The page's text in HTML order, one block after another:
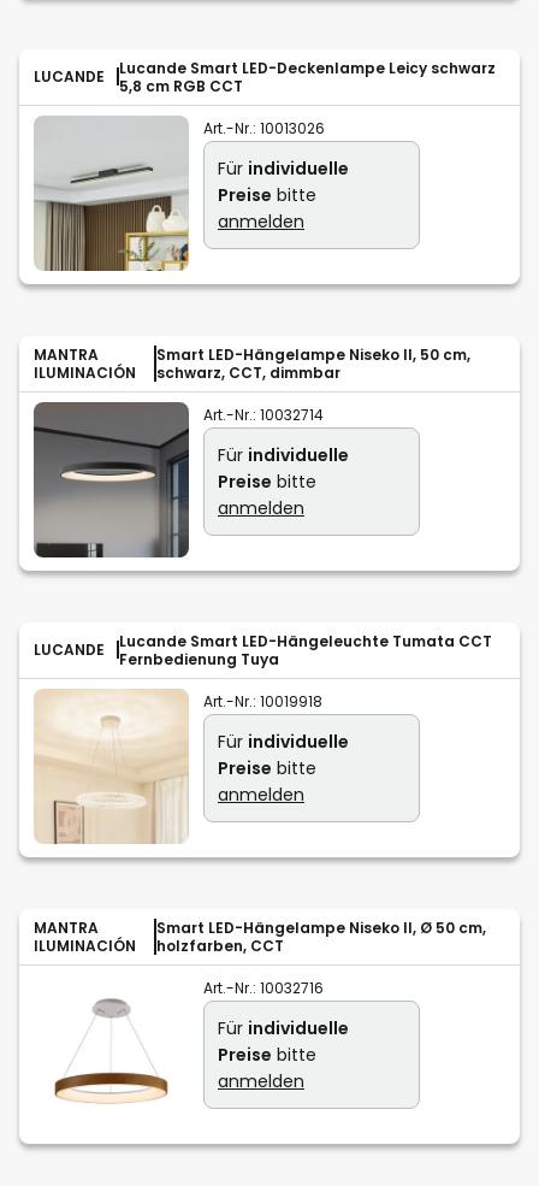
LUCANDE
Lucande Smart LED-Deckenlampe Leicy schwarz
5,8 cm RGB CCT
Art.-Nr.: 10013026
Für individuelle
Preise bitte
anmelden
MANTRA
ILUMINACIÓN
Smart LED-Hängelampe Niseko II, 50 cm,
schwarz, CCT, dimmbar
Art.-Nr.: 10032714
Für individuelle
Preise bitte
anmelden
LUCANDE
Lucande Smart LED-Hängeleuchte Tumata CCT
Fernbedienung Tuya
Art.-Nr.: 10019918
Für individuelle
Preise bitte
anmelden
MANTRA
ILUMINACIÓN
Smart LED-Hängelampe Niseko II, Ø 50 cm,
holzfarben, CCT
Art.-Nr.: 10032716
Für individuelle
Preise bitte
anmelden